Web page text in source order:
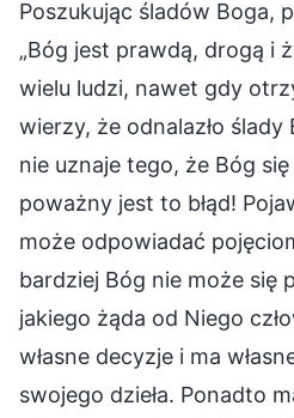
Poszukując śladów Boga,
„Bóg jest prawdą, drogą i
wielu ludzi, nawet gdy
wierzy, że odnalazło
nie uznaje tego, że Bóg się
poważny jest to błąd!
może odpowiadać
bardziej Bóg nie może się
jakiego żąda od Niego
własne decyzje i ma
swojego dzieła. Ponadto